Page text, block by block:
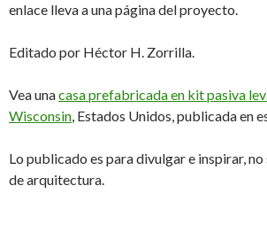
enlace lleva a una página del proyecto.
Editado por Héctor H. Zorrilla.
Vea unacasa prefabricada en kit pasiva
Wisconsin, Estados Unidos, publicada en
Lo publicado es para divulgar e inspirar,
de arquitectura.